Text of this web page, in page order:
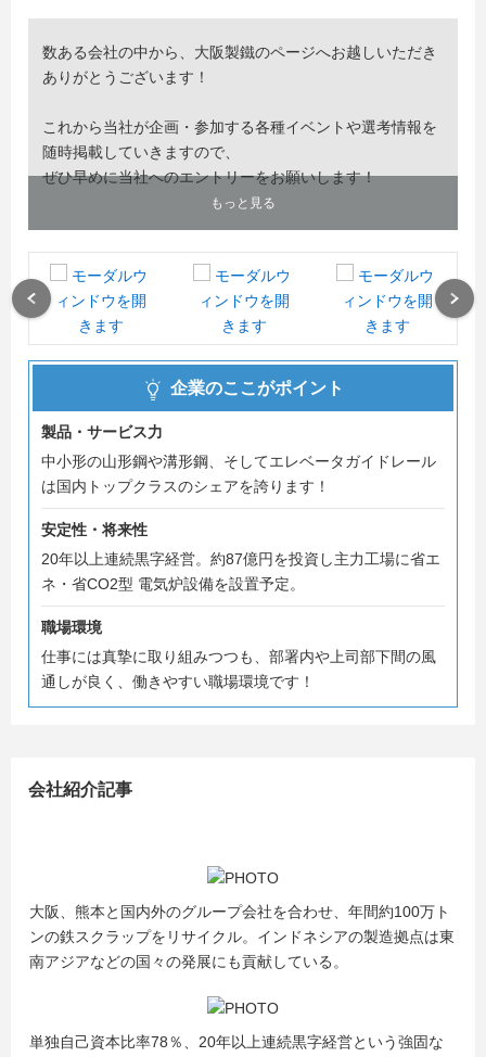
数ある会社の中から、大阪製鐵のページへお越しいただき
ありがとうございます！
これから当社が企画・参加する各種イベントや選考情報を
随時掲載していきますので、
ぜひ早めに当社へのエントリーをお願いします！
もっと見る
企業のここがポイント
製品・サービス力
中小形の山形鋼や溝形鋼、そしてエレベータガイドレール
は国内トップクラスのシェアを誇ります！
安定性・将来性
20年以上連続黒字経営。約87億円を投資し主力工場に省エ
ネ・省CO2型 電気炉設備を設置予定。
職場環境
仕事には真摯に取り組みつつも、部署内や上司部下間の風
通しが良く、働きやすい職場環境です！
会社紹介記事
大阪、熊本と国内外のグループ会社を合わせ、年間約100万ト
ンの鉄スクラップをリサイクル。インドネシアの製造拠点は東
南アジアなどの国々の発展にも貢献している。
単独自己資本比率78％、20年以上連続黒字経営という強固な